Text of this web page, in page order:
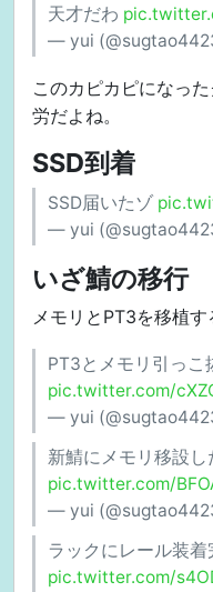
天才だわ
— yui
このカピカピになっ
労だよね。
SSD到着
SSD届いたゾ
— yui
いざ鯖の移行
メモリとPT3を移植す
PT3とメモリ引っこ
pic.twitter.com/
— yui
新鯖にメモリ移設し
pic.twitter.com/
— yui
ラックにレール装着
pic.twitter.com/